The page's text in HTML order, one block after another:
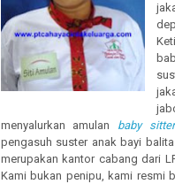
menyalurkan amulan baby
pengasuh suster anak bayi
merupakan kantor cabang dari
Kami bukan penipu, kami resmi